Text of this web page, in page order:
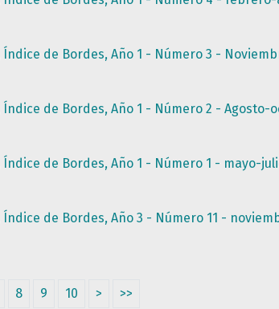
Índice de Bordes, Año 1 - Número 3 -
Índice de Bordes, Año 1 - Número 2 - Agosto-
Índice de Bordes, Año 1 - Número 1 - mayo-
Índice de Bordes, Año 3 - Número 11 -
8 9 10 > >>